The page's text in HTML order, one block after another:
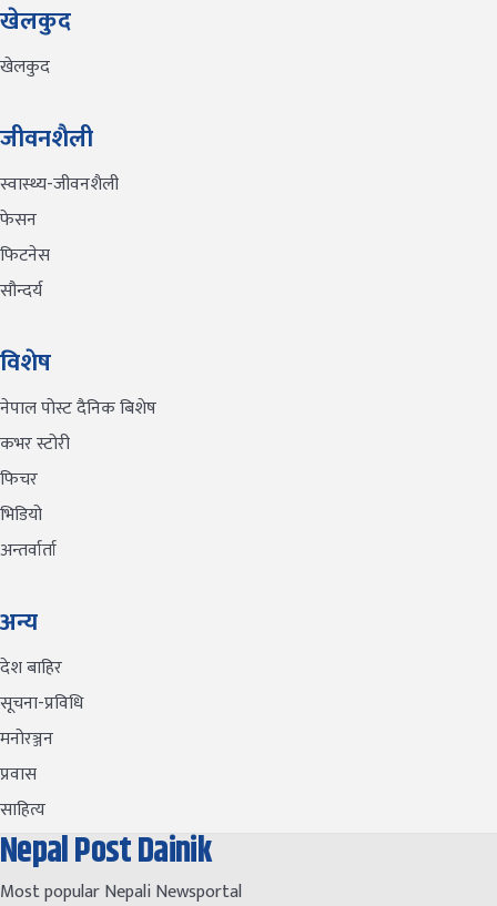
खेलकुद
खेलकुद
जीवनशैली
स्वास्थ्य-जीवनशैली
फेसन
फिटनेस
सौन्दर्य
विशेष
नेपाल पोस्ट दैनिक बिशेष
कभर स्टोरी
फिचर
भिडियो
अन्तर्वार्ता
अन्य
देश बाहिर
सूचना-प्रविधि
मनोरञ्जन
प्रवास
साहित्य
Nepal Post Dainik
Most popular Nepali Newsportal